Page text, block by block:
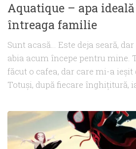
Aquatique – apa
întreaga familie
Sunt acasă… Este deja seară,
abia acum începe pentru mine.
făcut o cafea, dar care mi-a ieşit
Totuşi, după fiecare înghiţitură,